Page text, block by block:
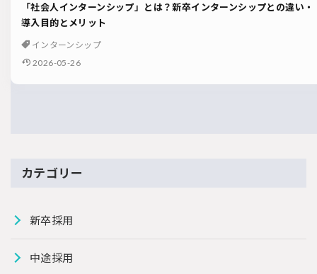
「社会人インターンシップ」とは？新卒インターンシップとの違い・
導入目的とメリット
インターンシップ
2026-05-26
カテゴリー
新卒採用
中途採用